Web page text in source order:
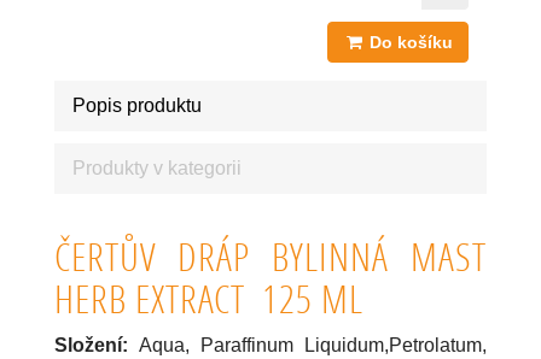
Do košíku
Popis produktu
Produkty v kategorii
ČERTŮV DRÁP BYLINNÁ MAST
HERB EXTRACT 125 ML
Složení: Aqua, Paraffinum Liquidum,Petrolatum,